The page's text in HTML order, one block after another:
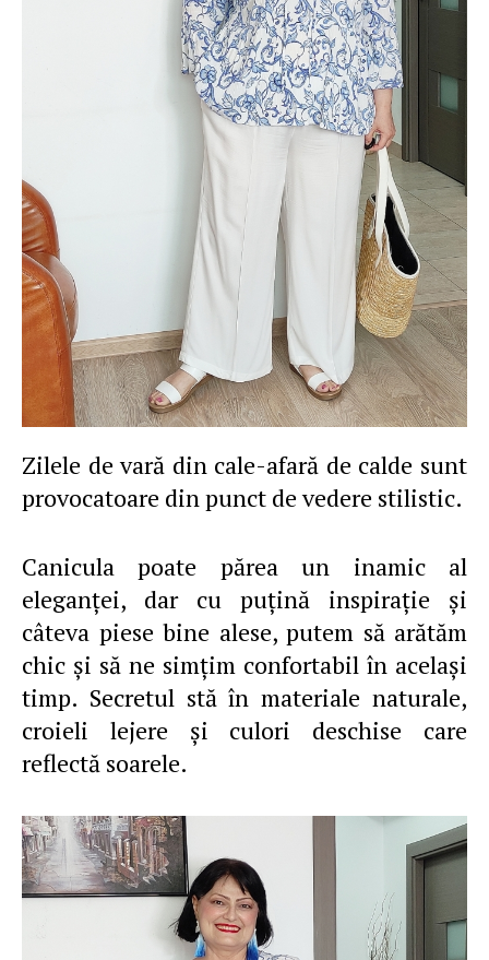
Zilele de vară din cale-afară de calde sunt
provocatoare din punct de vedere stilistic.
Canicula poate părea un inamic al
eleganței, dar cu puțină inspirație și
câteva piese bine alese, putem să arătăm
chic și să ne simțim confortabil în același
timp. Secretul stă în materiale naturale,
croieli lejere și culori deschise care
reflectă soarele.